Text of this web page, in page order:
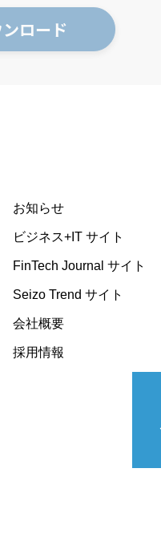
お知らせ
ビジネス+IT サイト
FinTech Journal サイト
Seizo Trend サイト
会社概要
採用情報